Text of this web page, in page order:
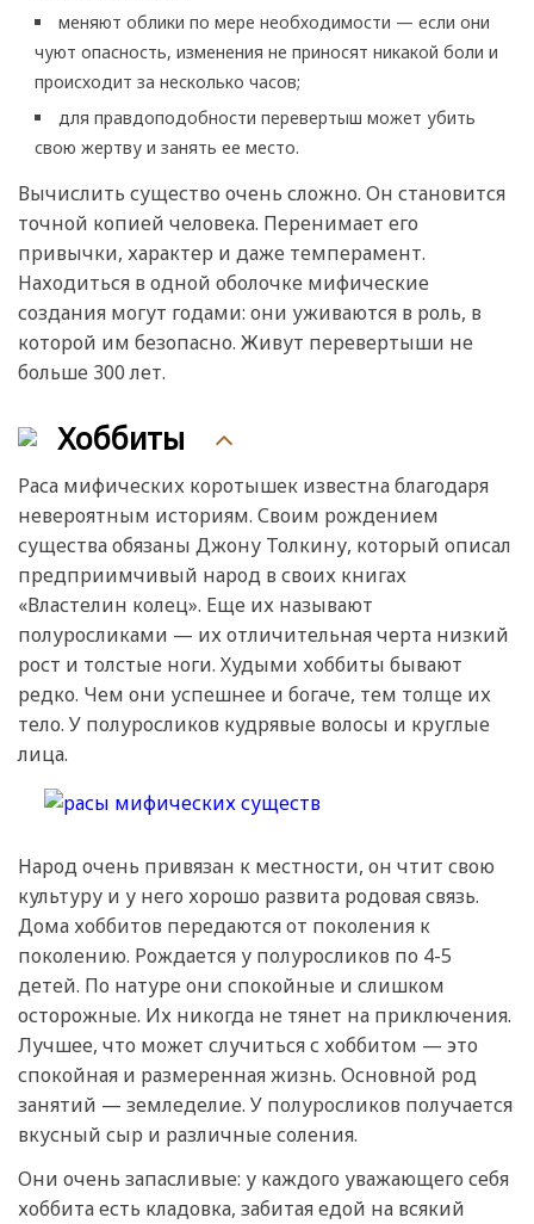
меняют облики по мере необходимости — если они
чуют опасность, изменения не приносят никакой боли и
происходит за несколько часов;
для правдоподобности перевертыш может убить
свою жертву и занять ее место.
Вычислить существо очень сложно. Он становится
точной копией человека. Перенимает его
привычки, характер и даже темперамент.
Находиться в одной оболочке мифические
создания могут годами: они уживаются в роль, в
которой им безопасно. Живут перевертыши не
больше 300 лет.
Хоббиты
Раса мифических коротышек известна благодаря
невероятным историям. Своим рождением
существа обязаны Джону Толкину, который описал
предприимчивый народ в своих книгах
«Властелин колец». Еще их называют
полуросликами — их отличительная черта низкий
рост и толстые ноги. Худыми хоббиты бывают
редко. Чем они успешнее и богаче, тем толще их
тело. У полуросликов кудрявые волосы и круглые
лица.
Народ очень привязан к местности, он чтит свою
культуру и у него хорошо развита родовая связь.
Дома хоббитов передаются от поколения к
поколению. Рождается у полуросликов по 4-5
детей. По натуре они спокойные и слишком
осторожные. Их никогда не тянет на приключения.
Лучшее, что может случиться с хоббитом — это
спокойная и размеренная жизнь. Основной род
занятий — земледелие. У полуросликов получается
вкусный сыр и различные соления.
Они очень запасливые: у каждого уважающего себя
хоббита есть кладовка, забитая едой на всякий